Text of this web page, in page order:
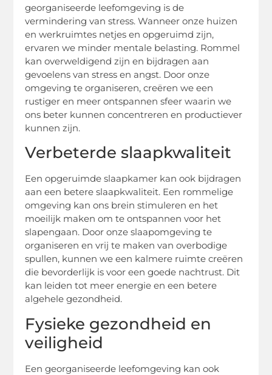
georganiseerde leefomgeving is de
vermindering van stress. Wanneer onze huizen
en werkruimtes netjes en opgeruimd zijn,
ervaren we minder mentale belasting. Rommel
kan overweldigend zijn en bijdragen aan
gevoelens van stress en angst. Door onze
omgeving te organiseren, creëren we een
rustiger en meer ontspannen sfeer waarin we
ons beter kunnen concentreren en productiever
kunnen zijn.
Verbeterde slaapkwaliteit
Een opgeruimde slaapkamer kan ook bijdragen
aan een betere slaapkwaliteit. Een rommelige
omgeving kan ons brein stimuleren en het
moeilijk maken om te ontspannen voor het
slapengaan. Door onze slaapomgeving te
organiseren en vrij te maken van overbodige
spullen, kunnen we een kalmere ruimte creëren
die bevorderlijk is voor een goede nachtrust. Dit
kan leiden tot meer energie en een betere
algehele gezondheid.
Fysieke gezondheid en
veiligheid
Een georganiseerde leefomgeving kan ook